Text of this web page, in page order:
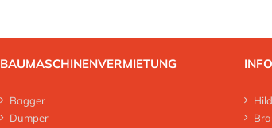
BAUMASCHINENVERMIETUNG
Bagger
Dumper